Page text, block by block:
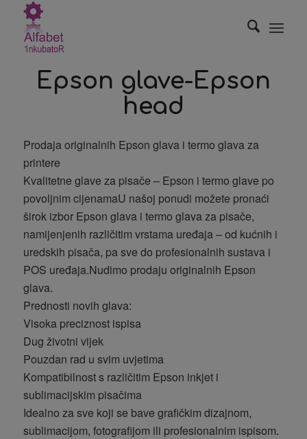
Epson glave-Epson
head
Prodaja originalnih Epson glava i termo glava za
printere
Kvalitetne glave za pisače – Epson i termo glave po
povoljnim cijenamaU našoj ponudi možete pronaći
širok izbor Epson glava i termo glava za pisače,
namijenjenih različitim vrstama uređaja – od kućnih i
uredskih pisača, pa sve do profesionalnih sustava i
POS uređaja.Nudimo prodaju originalnih Epson
glava.
Prednosti novih glava:
Visoka preciznost ispisa
Dug životni vijek
Pouzdan rad u svim uvjetima
Kompatibilnost s različitim Epson inkjet i
sublimacijskim pisačima
Idealno za sve koji se bave grafičkim dizajnom,
sublimacijom, fotografijom ili profesionalnim ispisom.